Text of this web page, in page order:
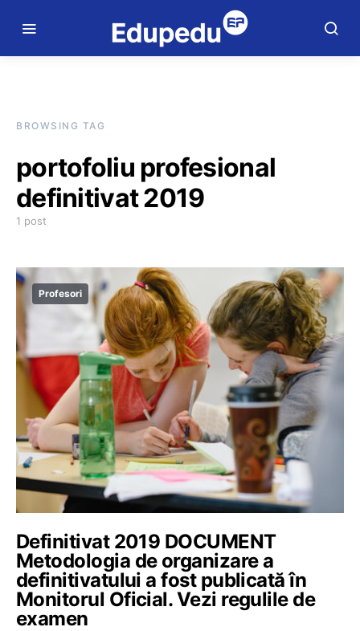
BROWSING TAG
portofoliu profesional
definitivat 2019
1 post
Profesori
Definitivat 2019 DOCUMENT
Metodologia de organizare a
definitivatului a fost publicată în
Monitorul Oficial. Vezi regulile de
examen